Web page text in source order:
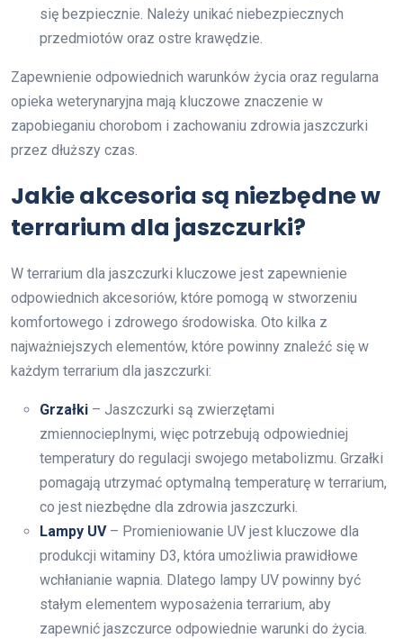
się bezpiecznie. Należy unikać niebezpiecznych
przedmiotów oraz ostre krawędzie.
Zapewnienie odpowiednich warunków życia oraz regularna
opieka weterynaryjna mają kluczowe znaczenie w
zapobieganiu chorobom i zachowaniu zdrowia jaszczurki
przez dłuższy czas.
Jakie akcesoria są niezbędne w
terrarium dla jaszczurki?
W terrarium dla jaszczurki kluczowe jest zapewnienie
odpowiednich akcesoriów, które pomogą w stworzeniu
komfortowego i zdrowego środowiska. Oto kilka z
najważniejszych elementów, które powinny znaleźć się w
każdym terrarium dla jaszczurki:
Grzałki – Jaszczurki są zwierzętami
zmiennocieplnymi, więc potrzebują odpowiedniej
temperatury do regulacji swojego metabolizmu. Grzałki
pomagają utrzymać optymalną temperaturę w terrarium,
co jest niezbędne dla zdrowia jaszczurki.
Lampy UV– Promieniowanie UV jest kluczowe dla
produkcji witaminy D3, która umożliwia prawidłowe
wchłanianie wapnia. Dlatego lampy UV powinny być
stałym elementem wyposażenia terrarium, aby
zapewnić jaszczurce odpowiednie warunki do życia.